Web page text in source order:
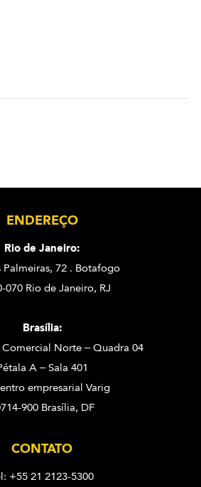
ENDEREÇO
Rio de Janeiro:
Palmeiras, 72 . Botafogo
070 Rio de Janeiro, RJ
Brasília:
Comercial Norte – Quadra 04
A – Sala 401
empresarial Varig
900 Brasília, DF
CONTATO
+55 21 2123-5300